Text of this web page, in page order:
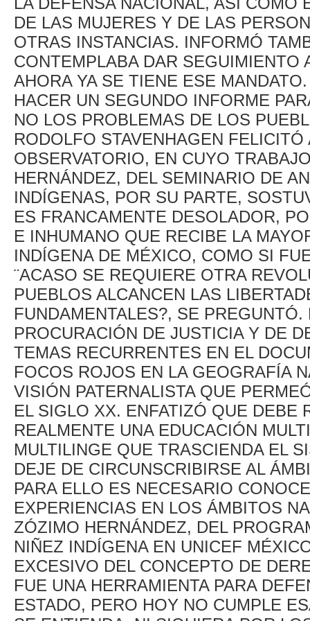
DE LAS MUJERES Y DE LAS
OTRAS INSTANCIAS. INFORMÓ
CONTEMPLABA DAR SEGUIMIENTO
AHORA YA SE TIENE ESE
HACER UN SEGUNDO INFORME
NO LOS PROBLEMAS DE LOS
RODOLFO STAVENHAGEN
OBSERVATORIO, EN CUYO
HERNÁNDEZ, DEL SEMINARIO DE
INDÍGENAS, POR SU PARTE,
ES FRANCAMENTE DESOLADOR,
E INHUMANO QUE RECIBE LA
INDÍGENA DE MÉXICO, COMO SI
¨ACASO SE REQUIERE OTRA
PUEBLOS ALCANCEN LAS
FUNDAMENTALES?, SE
PROCURACIÓN DE JUSTICIA Y DE
TEMAS RECURRENTES EN EL
FOCOS ROJOS EN LA GEOGRAFÍA
VISIÓN PATERNALISTA QUE
EL SIGLO XX. ENFATIZÓ QUE DEBE
REALMENTE UNA EDUCACIÓN
MULTILINGE QUE TRASCIENDA EL
DEJE DE CIRCUNSCRIBIRSE AL
PARA ELLO ES NECESARIO
EXPERIENCIAS EN LOS ÁMBITOS
ZÓZIMO HERNÁNDEZ, DEL
NIÑEZ INDÍGENA EN UNICEF
EXCESIVO DEL CONCEPTO DE
FUE UNA HERRAMIENTA PARA
ESTADO, PERO HOY NO CUMPLE